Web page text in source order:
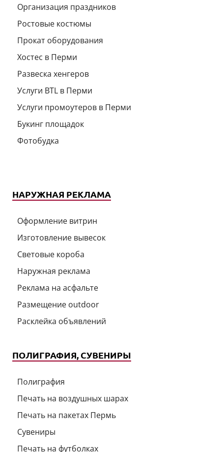
Организация праздников
Ростовые костюмы
Прокат оборудования
Хостес в Перми
Развеска хенгеров
Услуги BTL в Перми
Услуги промоутеров в Перми
Букинг площадок
Фотобудка
НАРУЖНАЯ РЕКЛАМА
Оформление витрин
Изготовление вывесок
Световые короба
Наружная реклама
Реклама на асфальте
Размещение outdoor
Расклейка объявлений
ПОЛИГРАФИЯ, СУВЕНИРЫ
Полиграфия
Печать на воздушных шарах
Печать на пакетах Пермь
Сувениры
Печать на футболках